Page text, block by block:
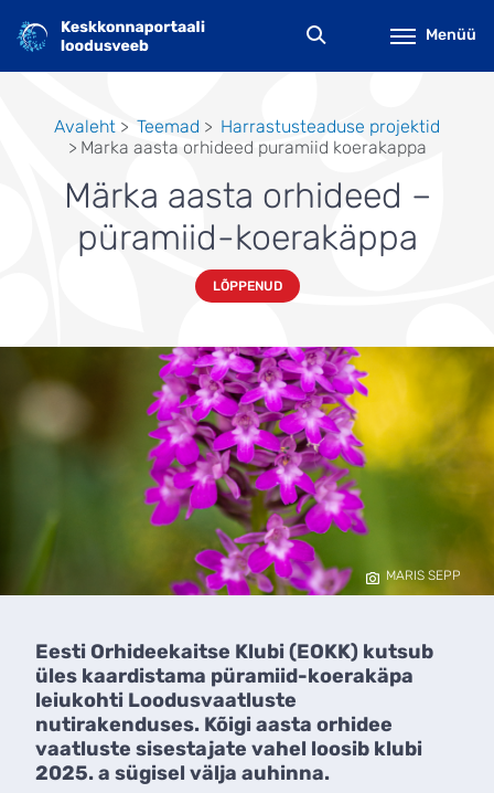
edasi
põhisisu
juurde
Menüü
Leivapuru
Avaleht Teemad
Harrastusteaduse projektid
Marka aasta orhideed puramiid koerakappa
Märka aasta orhideed –
püramiid-koerakäppa
LÕPPENUD
MARIS SEPP
Eesti Orhideekaitse Klubi (EOKK) kutsub
üles kaardistama püramiid-koerakäpa
leiukohti Loodusvaatluste
nutirakenduses. Kõigi aasta orhidee
vaatluste sisestajate vahel loosib klubi
2025. a sügisel välja auhinna.